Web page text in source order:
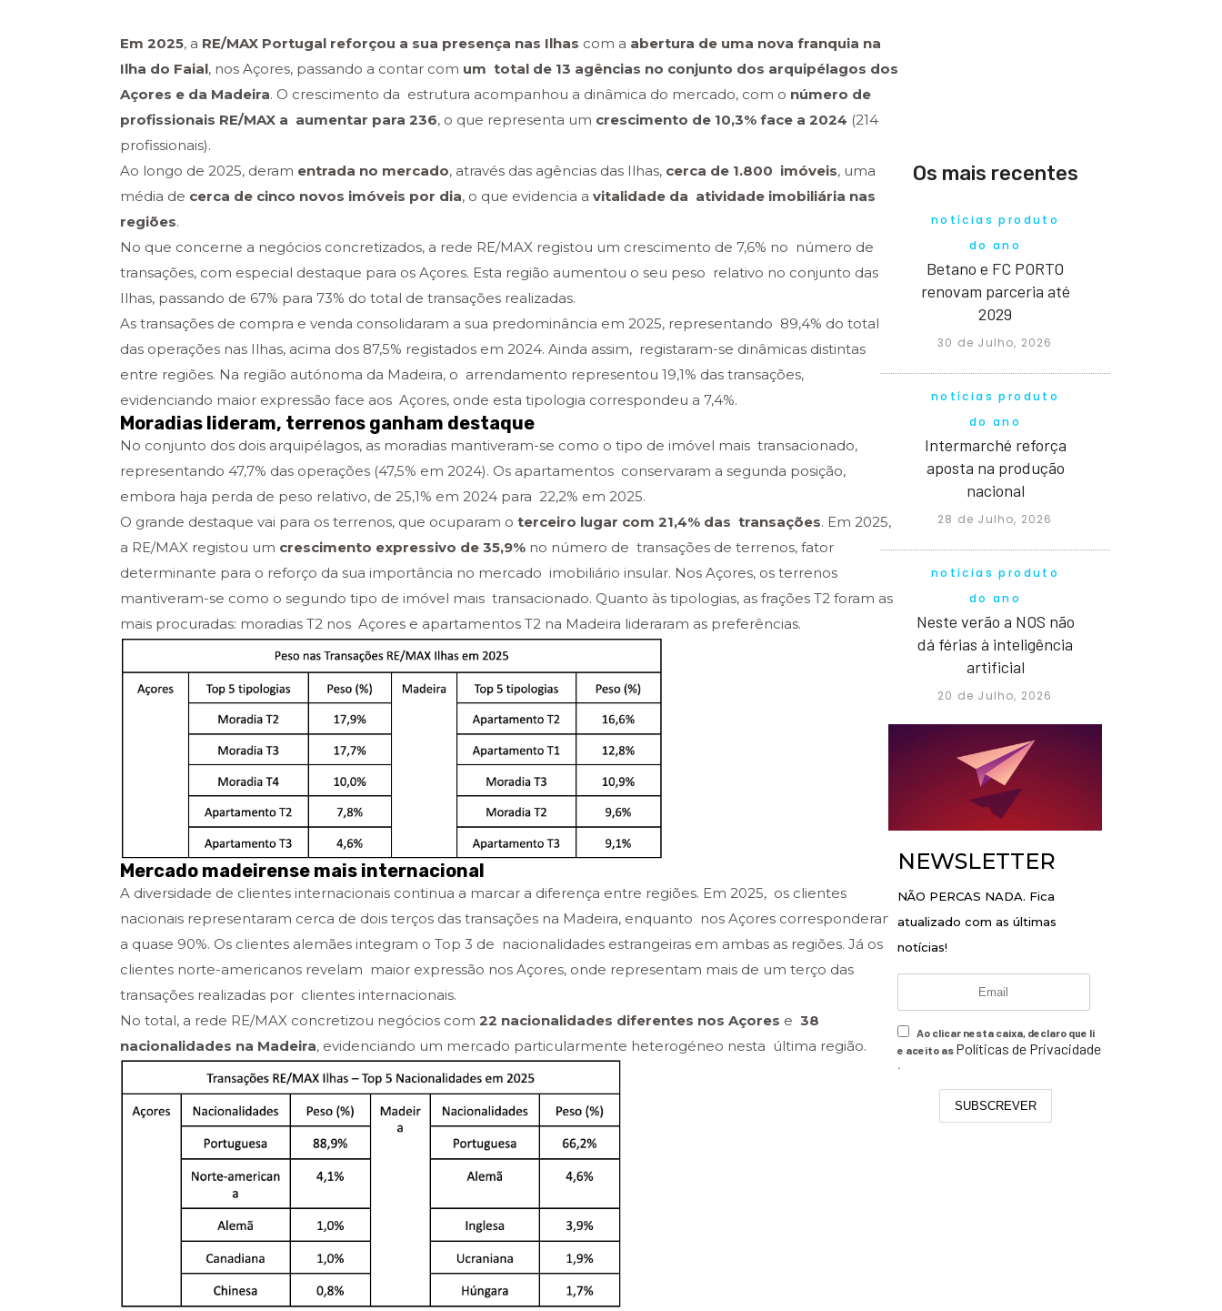
Em 2025, a RE/MAX Portugal reforçou a sua presença nas Ilhas com a abertura de uma nova franquia na
Ilha do Faial, nos Açores, passando a contar com um total de 13 agências no conjunto dos arquipélagos dos
Açores e da Madeira. O crescimento da estrutura acompanhou a dinâmica do mercado, com o número de
profissionais RE/MAX a aumentar para 236, o que representa um crescimento de 10,3% face a 2024 (214
profissionais).
Ao longo de 2025, deram entrada no mercado, através das agências das Ilhas, cerca de 1.800 imóveis, uma
média de cerca de cinco novos imóveis por dia, o que evidencia a vitalidade da atividade imobiliária nas
regiões.
No que concerne a negócios concretizados, a rede RE/MAX registou um crescimento de 7,6% no número de
transações, com especial destaque para os Açores. Esta região aumentou o seu peso relativo no conjunto das
Ilhas, passando de 67% para 73% do total de transações realizadas.
As transações de compra e venda consolidaram a sua predominância em 2025, representando 89,4% do total
das operações nas Ilhas, acima dos 87,5% registados em 2024. Ainda assim, registaram-se dinâmicas distintas
entre regiões. Na região autónoma da Madeira, o arrendamento representou 19,1% das transações,
evidenciando maior expressão face aos Açores, onde esta tipologia correspondeu a 7,4%.
Moradias lideram, terrenos ganham destaque
No conjunto dos dois arquipélagos, as moradias mantiveram-se como o tipo de imóvel mais transacionado,
representando 47,7% das operações (47,5% em 2024). Os apartamentos conservaram a segunda posição,
embora haja perda de peso relativo, de 25,1% em 2024 para 22,2% em 2025.
O grande destaque vai para os terrenos, que ocuparam o terceiro lugar com 21,4% das transações. Em 2025,
a RE/MAX registou um crescimento expressivo de 35,9% no número de transações de terrenos, fator
determinante para o reforço da sua importância no mercado imobiliário insular. Nos Açores, os terrenos
mantiveram-se como o segundo tipo de imóvel mais transacionado. Quanto às tipologias, as frações T2 foram as
mais procuradas: moradias T2 nos Açores e apartamentos T2 na Madeira lideraram as preferências.
Mercado madeirense mais internacional
A diversidade de clientes internacionais continua a marcar a diferença entre regiões. Em 2025, os clientes
nacionais representaram cerca de dois terços das transações na Madeira, enquanto nos Açores corresponderam
a quase 90%. Os clientes alemães integram o Top 3 de nacionalidades estrangeiras em ambas as regiões. Já os
clientes norte-americanos revelam maior expressão nos Açores, onde representam mais de um terço das
transações realizadas por clientes internacionais.
No total, a rede RE/MAX concretizou negócios com 22 nacionalidades diferentes nos Açores e 38
nacionalidades na Madeira, evidenciando um mercado particularmente heterogéneo nesta última região.
Os mais recentes
notícias produto
do ano
Betano e FC PORTO
renovam parceria até
2029
30 de Julho, 2026
notícias produto
do ano
Intermarché reforça
aposta na produção
nacional
28 de Julho, 2026
notícias produto
do ano
Neste verão a NOS não
dá férias à inteligência
artificial
20 de Julho, 2026
NEWSLETTER
NÃO PERCAS NADA. Fica
atualizado com as últimas
notícias!
Ao clicar nesta caixa, declaro que li
e aceito as Políticas de Privacidade
.
SUBSCREVER